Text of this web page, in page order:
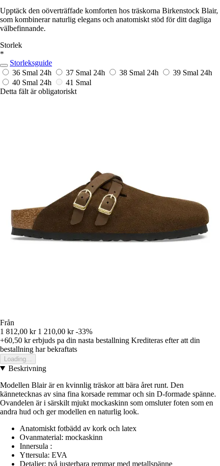
Upptäck den oöverträffade komforten hos träskorna Birkenstock Blair,
som kombinerar naturlig elegans och anatomiskt stöd för ditt dagliga
välbefinnande.
Storlek
*
Storleksguide
36 Smal 24h 37 Smal 24h 38 Smal 24h 39 Smal 24h
40 Smal 24h
41 Smal
Detta fält är obligatoriskt
Från
1 812,00 kr 1 210,00 kr -33%
+60,50 krerbjuds pa din nasta bestallning Krediteras efter att din
bestallning har bekraftats
Loading...
Beskrivning
Modellen Blair är en kvinnlig träskor att bära året runt. Den
kännetecknas av sina fina korsade remmar och sin D-formade spänne.
Ovandelen är i särskilt mjukt mockaskinn som omsluter foten som en
andra hud och ger modellen en naturlig look.
Anatomiskt fotbädd av kork och latex
Ovanmaterial: mockaskinn
Innersula :
Yttersula: EVA
Detaljer: två justerbara remmar med metallspänne